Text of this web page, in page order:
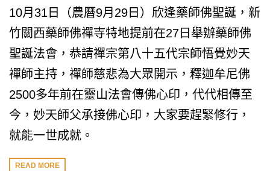
10月31日（農曆9月29日）欣逢藥師佛聖誕，新
竹關西藥師佛禪寺特地提前在27日舉辦藥師佛
聖誕法會，恭請禪宗第八十五代宗師悟覺妙天
禪師主持，禪師慈悲為大眾開示，釋迦牟尼佛
2500多年前在靈山法會傳佛心印，代代相傳至
今，妙天師父承接佛心印，大家要趕緊修行，
就能一世成就。
READ MORE